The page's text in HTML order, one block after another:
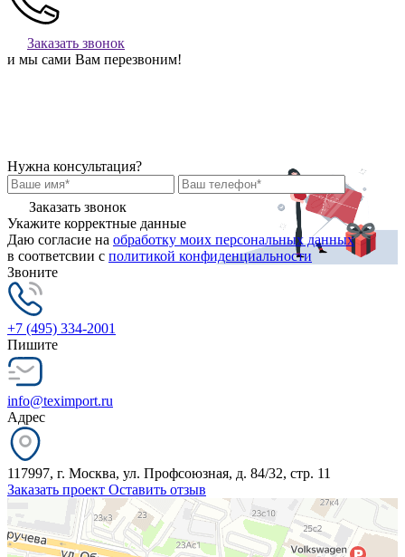
Заказать звонок
и мы сами Вам перезвоним!
Нужна консультация?
Заказать звонок
Укажите корректные данные
Даю согласие на обработку моих персональных данных
в соответсвии с политикой конфиденциальности
Звоните
+7 (495) 334-2001
Пишите
info@teximport.ru
Адрес
117997, г. Москва, ул. Профсоюзная, д. 84/32, стр. 11
Заказать проект Оставить отзыв